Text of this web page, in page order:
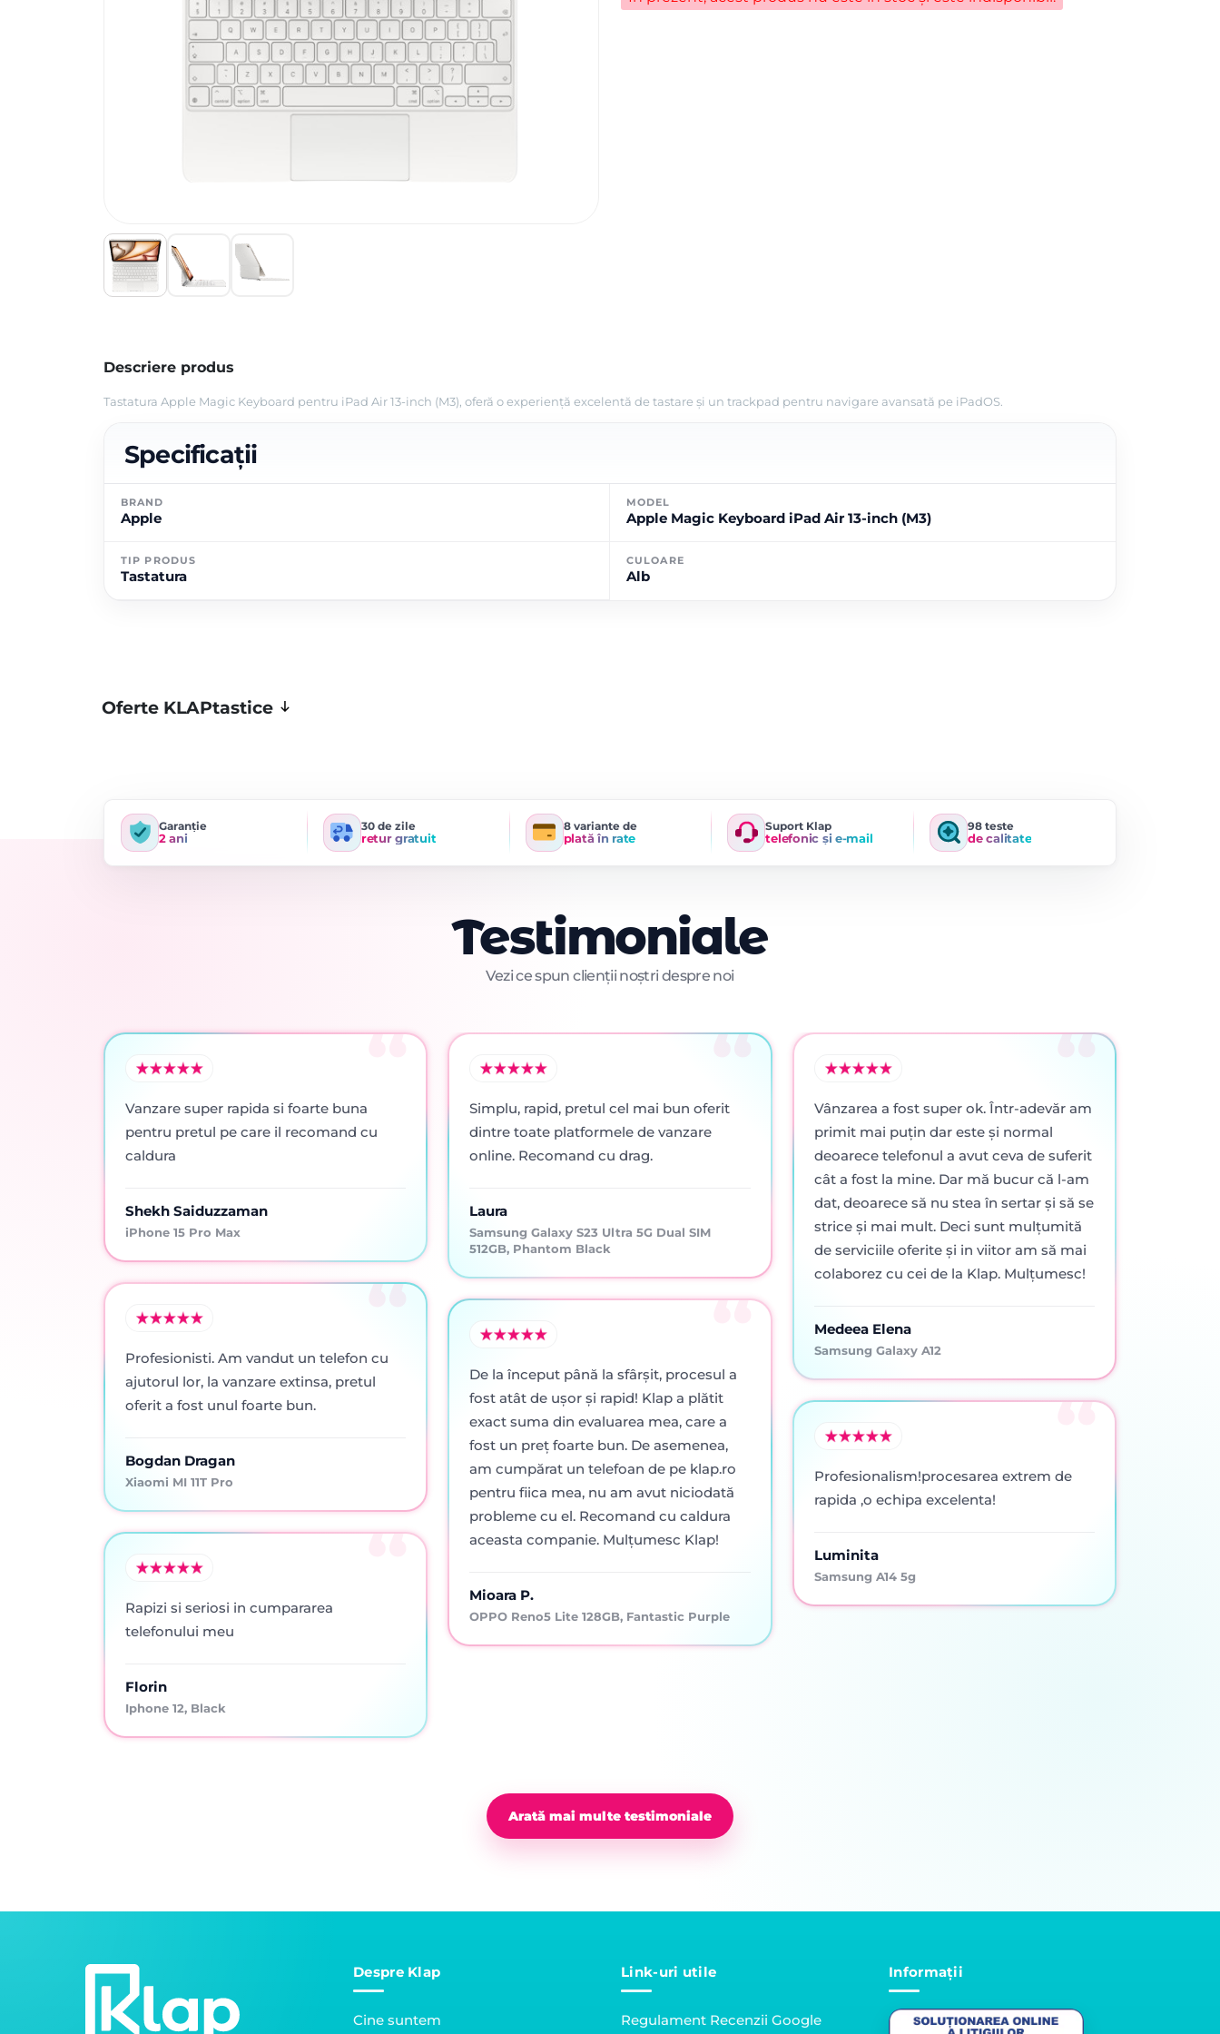
Descriere produs
Tastatura Apple Magic Keyboard pentru iPad Air 13-inch (M3), oferă o experiență excelentă de tastare și un trackpad pentru navigare avansată pe iPadOS.
Specificații
BRAND
Apple
MODEL
Apple Magic Keyboard iPad Air 13-inch (M3)
TIP PRODUS
Tastatura
CULOARE
Alb
Oferte KLAPtastice
Garanție
2 ani
30 de zile
retur gratuit
8 variante de
plată în rate
Suport Klap
telefonic și e-mail
98 teste
de calitate
Testimoniale
Vezi ce spun clienții noștri despre noi
Vanzare super rapida si foarte buna
pentru pretul pe care il recomand cu
caldura
Shekh Saiduzzaman
iPhone 15 Pro Max
Profesionisti. Am vandut un telefon cu
ajutorul lor, la vanzare extinsa, pretul
oferit a fost unul foarte bun.
Bogdan Dragan
Xiaomi MI 11T Pro
Rapizi si seriosi in cumpararea
telefonului meu
Florin
Iphone 12, Black
Simplu, rapid, pretul cel mai bun oferit
dintre toate platformele de vanzare
online. Recomand cu drag.
Laura
Samsung Galaxy S23 Ultra 5G Dual SIM
512GB, Phantom Black
De la început până la sfârșit, procesul a
fost atât de ușor și rapid! Klap a plătit
exact suma din evaluarea mea, care a
fost un preț foarte bun. De asemenea,
am cumpărat un telefoan de pe klap.ro
pentru fiica mea, nu am avut niciodată
probleme cu el. Recomand cu caldura
aceasta companie. Mulțumesc Klap!
Mioara P.
OPPO Reno5 Lite 128GB, Fantastic Purple
Vânzarea a fost super ok. Într-adevăr am
primit mai puţin dar este şi normal
deoarece telefonul a avut ceva de suferit
cât a fost la mine. Dar mă bucur că l-am
dat, deoarece să nu stea în sertar şi să se
strice şi mai mult. Deci sunt mulţumită
de serviciile oferite şi in viitor am să mai
colaborez cu cei de la Klap. Mulţumesc!
Medeea Elena
Samsung Galaxy A12
Profesionalism!procesarea extrem de
rapida ,o echipa excelenta!
Luminita
Samsung A14 5g
Arată mai multe testimoniale
Despre Klap
Cine suntem
Link-uri utile
Regulament Recenzii Google
Informații